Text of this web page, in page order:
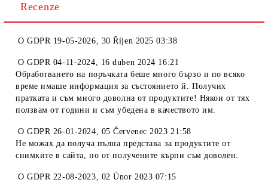
Recenze
OGDPR 19-05-2026, 30 Říjen 2025 03:38
OGDPR 04-11-2024, 16 duben 2024 16:21
Обработването на поръчката беше много бързо и по всяко
време имаше информация за състоянието й. Получих
пратката и съм много доволна от продуктите! Някои от тях
ползвам от години и съм убедена в качеството им.
OGDPR 26-01-2024, 05 Červenec 2023 21:58
Не можах да получа пълна представа за продуктите от
снимките в сайта, но от получените кърпи съм доволен.
OGDPR 22-08-2023, 02 Únor 2023 07:15